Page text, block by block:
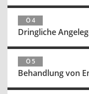
Ö 4
Dringliche
Ö 5
Behandlung von